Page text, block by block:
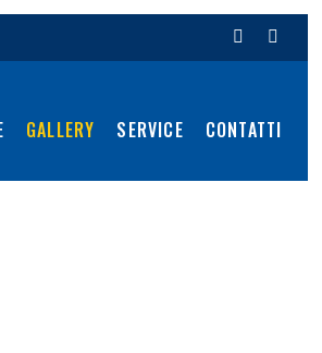
GALLERY SERVICE CONTATTI